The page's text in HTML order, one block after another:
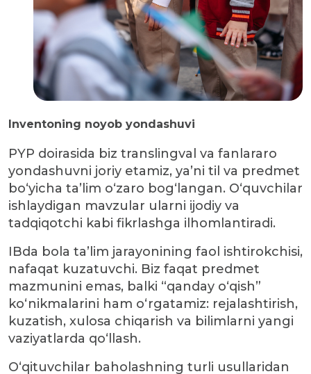
Inventoning noyob yondashuvi
PYP doirasida biz translingval va fanlararo
yondashuvni joriy etamiz, ya’ni til va predmet
bo‘yicha ta’lim o‘zaro bog‘langan. O‘quvchilar
ishlaydigan mavzular ularni ijodiy va
tadqiqotchi kabi fikrlashga ilhomlantiradi.
IBda bola ta’lim jarayonining faol ishtirokchisi,
nafaqat kuzatuvchi. Biz faqat predmet
mazmunini emas, balki “qanday o‘qish”
ko‘nikmalarini ham o‘rgatamiz: rejalashtirish,
kuzatish, xulosa chiqarish va bilimlarni yangi
vaziyatlarda qo‘llash.
O‘qituvchilar baholashning turli usullaridan